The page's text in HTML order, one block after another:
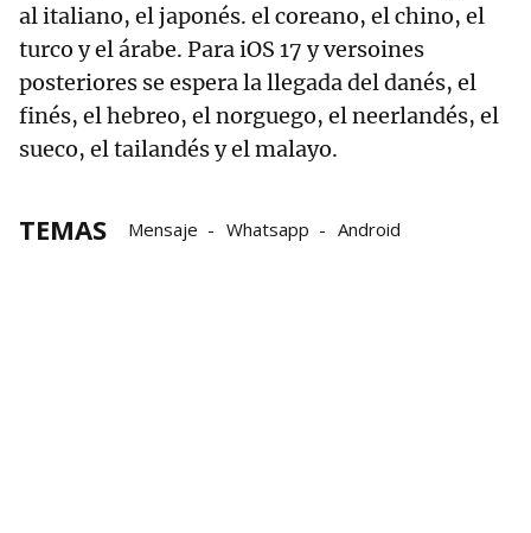
al italiano, el japonés. el coreano, el chino, el
turco y el árabe. Para iOS 17 y versoines
posteriores se espera la llegada del danés, el
finés, el hebreo, el norguego, el neerlandés, el
sueco, el tailandés y el malayo.
TEMAS Mensaje Whatsapp Android